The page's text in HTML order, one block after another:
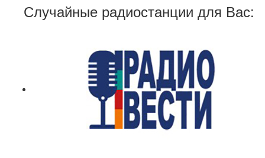
Случайные радиостанции для Вас: